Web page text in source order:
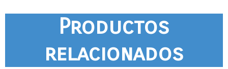
Productos
relacionados